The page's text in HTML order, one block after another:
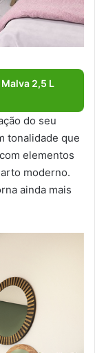
2,5 L
do seu
tonalidade que
elementos
moderno.
ainda mais